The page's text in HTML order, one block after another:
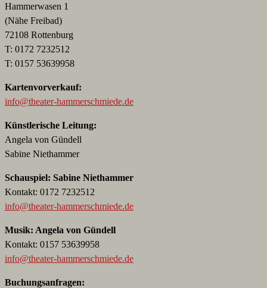
Hammerwasen 1
(Nähe Freibad)
72108 Rottenburg
T: 0172 7232512
T: 0157 53639958
Kartenvorverkauf:
info@theater-hammerschmiede.de
Künstlerische Leitung:
Angela von Gündell
Sabine Niethammer
Schauspiel: Sabine Niethammer
Kontakt: 0172 7232512
info@theater-hammerschmiede.de
Musik: Angela von Gündell
Kontakt: 0157 53639958
info@theater-hammerschmiede.de
Buchungsanfragen: